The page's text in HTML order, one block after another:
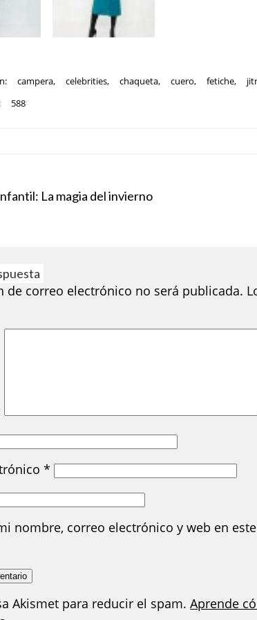
campera, celebrities, chaqueta, cuero, fetiche,
588
La magia del invierno
de correo electrónico no será publicada.
*
nombre, correo electrónico y web en
Akismet para reducir el spam.Aprende